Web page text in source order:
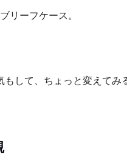
リーフケース。
もして、ちょっと変えてみ